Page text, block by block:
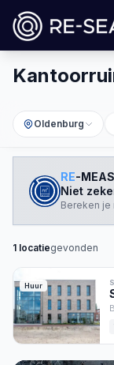
Oldenburg
RE-
Niet
Bereken je
1 locatiegevonden
Huur